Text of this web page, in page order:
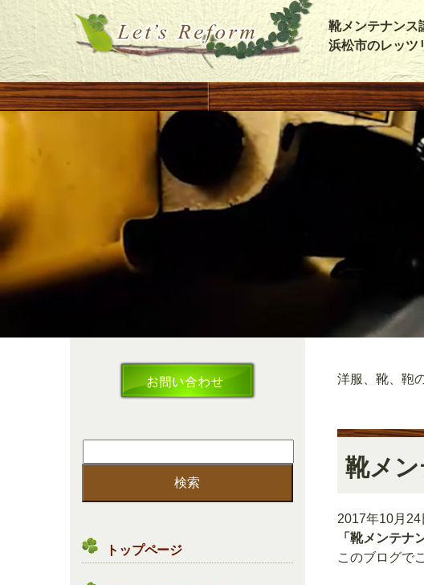
靴メンテナンス
浜松市のレッツ
索:
トップページ
洋服、靴、鞄
靴メン
2017年10月24
「靴メンテナ
このブログで